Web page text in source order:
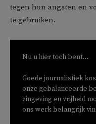
tegen hun angsten en
te gebruiken.
Nu u hier toch bent...
Goede journalistiek
onze gebalanceerde
zingeving en vrijheid
ons werk belangrijk